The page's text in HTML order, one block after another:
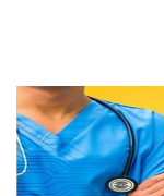
الأنظمة الذكية
الإعلام